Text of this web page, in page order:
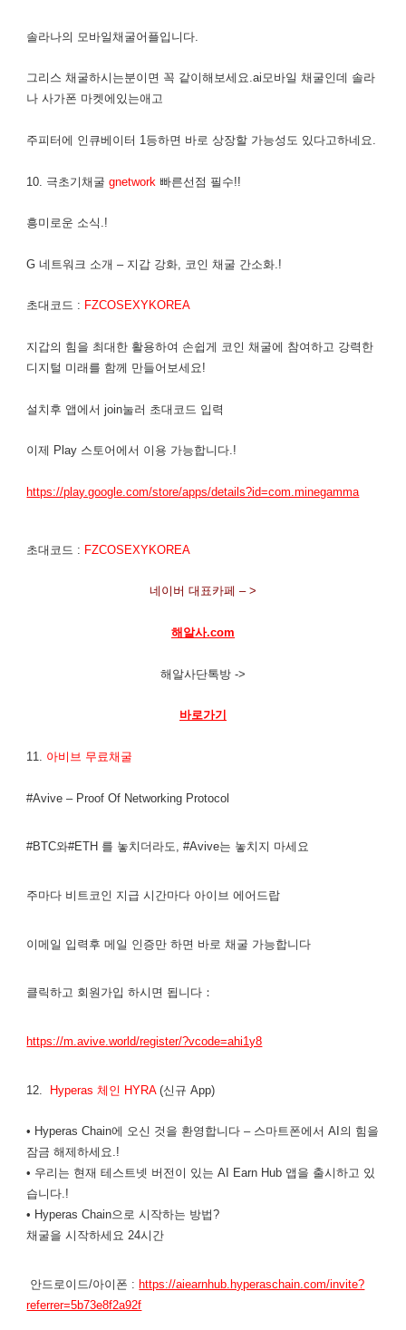
솔라나의 모바일채굴어플입니다.
그리스 채굴하시는분이면 꼭 같이해보세요.ai모바일 채굴인데 솔라
나 사가폰 마켓에있는애고
주피터에 인큐베이터 1등하면 바로 상장할 가능성도 있다고하네요.
10. 극초기채굴gnetwork 빠른선점 필수!!
흥미로운 소식.!
G 네트워크 소개 – 지갑 강화, 코인 채굴 간소화.!
초대코드 : FZCOSEXYKOREA
지갑의 힘을 최대한 활용하여 손쉽게 코인 채굴에 참여하고 강력한
디지털 미래를 함께 만들어보세요!
설치후 앱에서 join눌러 초대코드 입력
이제 Play 스토어에서 이용 가능합니다.!
https://play.google.com/store/apps/details?id=com.minegamma
초대코드 : FZCOSEXYKOREA
네이버 대표카페 – >
해알사.com
해알사단톡방 ->
바로가기
11. 아비브 무료채굴
#Avive – Proof Of Networking Protocol
#BTC와#ETH 를 놓치더라도, #Avive는 놓치지 마세요
주마다 비트코인 지급 시간마다 아이브 에어드랍
이메일 입력후 메일 인증만 하면 바로 채굴 가능합니다
클릭하고 회원가입 하시면 됩니다：
https://m.avive.world/register/?vcode=ahi1y8
12. Hyperas 체인 HYRA(신규 App)
• Hyperas Chain에 오신 것을 환영합니다 – 스마트폰에서 AI의 힘을
잠금 해제하세요.!
• 우리는 현재 테스트넷 버전이 있는 AI Earn Hub 앱을 출시하고 있
습니다.!
• Hyperas Chain으로 시작하는 방법?
채굴을 시작하세요 24시간
안드로이드/아이폰 : https://aiearnhub.hyperaschain.com/invite?
referrer=5b73e8f2a92f